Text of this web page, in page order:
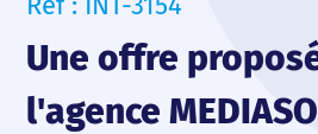
Une offre
l'agence